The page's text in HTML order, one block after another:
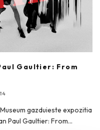
Gaultier: From
gazduieste expozitia
Paul Gaultier: From...